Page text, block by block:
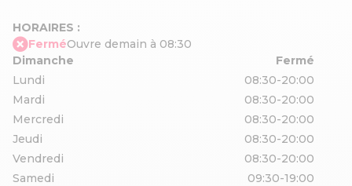
HORAIRES :
FerméOuvre demain à 08:30
Dimanche
Fermé
Lundi
08:30-20:00
Mardi
08:30-20:00
Mercredi
08:30-20:00
Jeudi
08:30-20:00
Vendredi
08:30-20:00
Samedi
09:30-19:00